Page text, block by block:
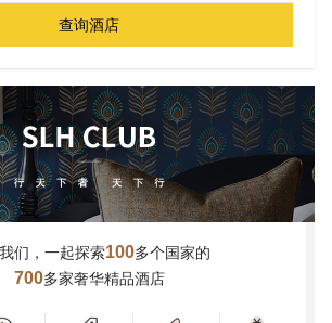
查询酒店
们，一起探索100多个国家的
700多家奢华精品酒店